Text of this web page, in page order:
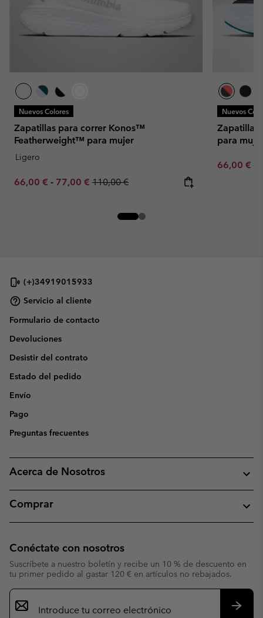
Nuevos Colores
Zapatillas para correr Konos™
Featherweight™ para mujer
Ligero
Minimum sale price:
66,00 € - Maximum sale price:
77,00 € Regular price:
110,00 €
Nuevos
Zapatillas
para
Sale price:
66,00 €
(+)34919015933
Servicio al cliente
Formulario de contacto
Devoluciones
Desistir del contrato
Estado del pedido
Envío
Pago
Preguntas frecuentes
Acerca de Nosotros
Comprar
Conéctate con nosotros
Suscríbete a nuestro boletín y recibe un 10 % de descuento en
tu primer pedido al gastar 120 € en artículos no rebajados.
Suscripción
de